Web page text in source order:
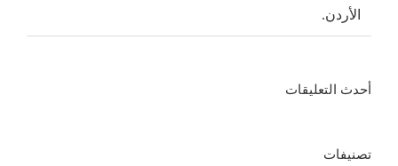
الأردن.
أحدث التعليقات
تصنيفات